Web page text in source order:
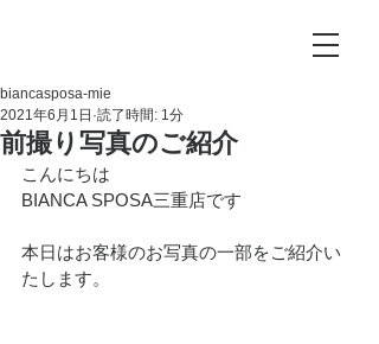
前撮り写真のご紹介
biancasposa-mie
2021年6月1日 読了時間: 1分
こんにちは
BIANCA SPOSA三重店です
本日はお客様のお写真の一部をご紹介い
たします。